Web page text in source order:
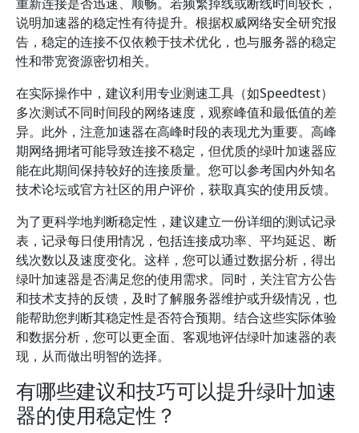
说明加速器的稳定性有待提升。根据权威网络安全研究报
告，稳定的连接不仅依赖于技术优化，也与服务器的稳定
性和带宽资源密切相关。
在实际操作中，建议利用专业测速工具（如Speedtest）
多次测试不同时间段的网络速度，观察峰值和最低值的差
异。此外，注意加速器在高峰时段的表现尤为重要。高峰
期网络拥堵可能导致连接不稳定，但优质的绿叶加速器应
能在此期间保持较好的连接质量。您可以参考国内外知名
技术论坛或官方社区的用户评价，获取真实的使用反馈。
为了更科学地判断稳定性，建议建立一份详细的测试记录
表，记录每日使用情况，包括连接成功率、平均延迟、断
线次数以及速度变化。这样，您可以通过数据分析，得出
绿叶加速器是否满足您的使用需求。同时，关注官方公告
和技术支持的反馈，及时了解服务器维护或升级情况，也
能帮助您判断其稳定性是否符合预期。结合这些实际体验
和数据分析，您可以更全面、客观地评估绿叶加速器的表
现，从而做出明智的选择。
有哪些建议和技巧可以提升绿叶加速
器的使用稳定性？